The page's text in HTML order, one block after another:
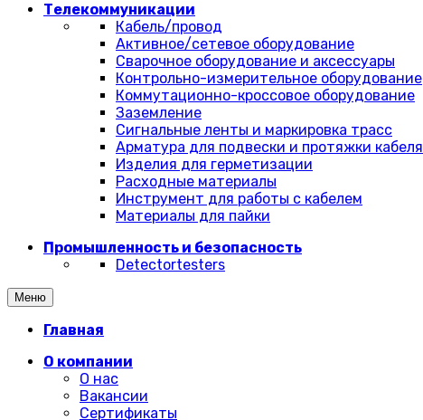
Телекоммуникации
Кабель/провод
Активное/сетевое оборудование
Сварочное оборудование и аксессуары
Контрольно-измерительное оборудование
Коммутационно-кроссовое оборудование
Заземление
Сигнальные ленты и маркировка трасс
Арматура для подвески и протяжки кабеля
Изделия для герметизации
Расходные материалы
Инструмент для работы с кабелем
Материалы для пайки
Промышленность и безопасность
Detectortesters
Меню
Главная
О компании
О нас
Вакансии
Сертификаты